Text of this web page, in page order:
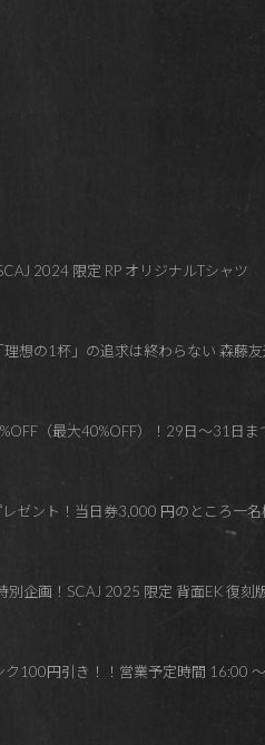
2024 限定 RP オリジナルTシャツ
理想の1杯」の追求は終わらない 森藤
（最大40%OFF）！29日～31日ま
ゼント！当日券3,000 円のところ一
企画！SCAJ 2025 限定 背面EK 復刻
100円引き！！営業予定時間 16:00